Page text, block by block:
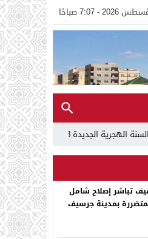
1448ه 13:24
اجتماع
تباشر إصلاح شامل
بمدينة جرسيف